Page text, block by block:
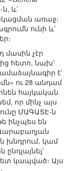
ն, և՛
առաջ։
ունի և՛
մասին չէր
հետո, նախ՝
է՝
ու 28 անդամ
հայկական
որ մինչ այս
ՄԱԳԱՏԷ-ն
ինչպես են
Ղարաբաղյան
խնդրում, կամ
կապված։ Այս